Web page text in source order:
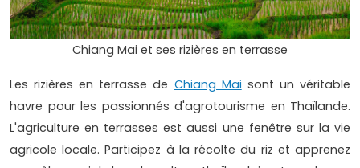
Chiang Mai et ses rizières en terrasse
Les rizières en terrasse de Chiang Mai sont un véritable
havre pour les passionnés d'agrotourisme en Thaïlande.
L'agriculture en terrasses est aussi une fenêtre sur la vie
agricole locale. Participez à la récolte du riz et apprenez